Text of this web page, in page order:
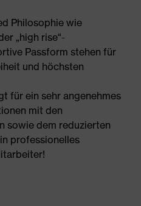
Philosophie wie
„high rise“-
Passform stehen für
und höchsten
für ein sehr angenehmes
mit den
sowie dem reduzierten
professionelles